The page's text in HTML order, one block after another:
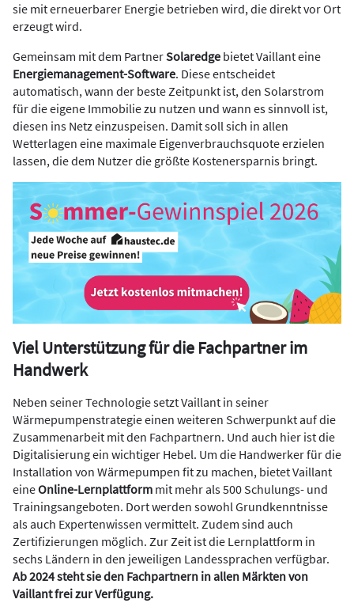
sie mit erneuerbarer Energie betrieben wird, die direkt vor Ort
erzeugt wird.
Gemeinsam mit dem PartnerSolaredge bietet Vaillant eine
Energiemanagement-Software. Diese entscheidet
automatisch, wann der beste Zeitpunkt ist, den Solarstrom
für die eigene Immobilie zu nutzen und wann es sinnvoll ist,
diesen ins Netz einzuspeisen. Damit soll sich in allen
Wetterlagen eine maximale Eigenverbrauchsquote erzielen
lassen, die dem Nutzer die größte Kostenersparnis bringt.
Viel Unterstützung für die Fachpartner im
Handwerk
Neben seiner Technologie setzt Vaillant in seiner
Wärmepumpenstrategie einen weiteren Schwerpunkt auf die
Zusammenarbeit mit den Fachpartnern. Und auch hier ist die
Digitalisierung ein wichtiger Hebel. Um die Handwerker für die
Installation von Wärmepumpen fit zu machen, bietet Vaillant
eineOnline-Lernplattform mit mehr als 500 Schulungs- und
Trainingsangeboten. Dort werden sowohl Grundkenntnisse
als auch Expertenwissen vermittelt. Zudem sind auch
Zertifizierungen möglich. Zur Zeit ist die Lernplattform in
sechs Ländern in den jeweiligen Landessprachen verfügbar.
Ab 2024 steht sie den Fachpartnern in allen Märkten von
Vaillant frei zur Verfügung.